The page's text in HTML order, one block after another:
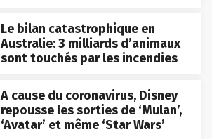
Le bilan catastrophique en
Australie: 3 milliards d’animaux
sont touchés par les incendies
A cause du coronavirus, Disney
repousse les sorties de ‘Mulan’,
‘Avatar’ et même ‘Star Wars’